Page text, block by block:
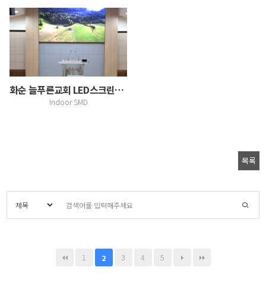
화순 늘푸른교회 LED스크린설치(광주지사)
Indoor SMD
목록
1 2 3 4 5